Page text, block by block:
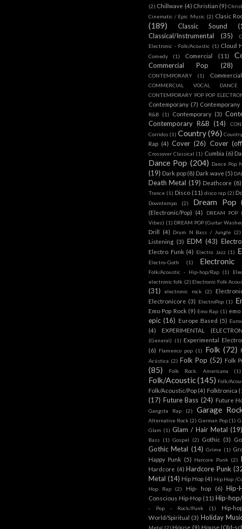
(2) Chillwave (4) Christian (9)
Cinematic / Epic Music (2) Clasic
(189)
Classic Sound
Classical/Instrumental (35)
Electronic - Folk/Acoustic (1) Cloud
Comedy (1) Comercial (11)
Commercial Pop (28)
CONTEMPORARY
(1)
COMMERCIAL VOCAL
CONTEMPORARY POP POP
Contemporany (7) Contemporany
R&B
(1) Contemporary (3)
Contemporary R&B (14)
Corridos (1) Country(96)
Rap (4) Cover (26) Cover
Crossover Classical (1) Cumbia (6)
Dance Pop (204) Dance Pop
(19) Dark pop (8) Dark wave (5)
Death Metal (19) Deathcore (8)
Trance (1) Disco (11) disco rap (2)
Downtempo (2) Dream Pop
(Electronic/Pop) (4)
DREAM
Vibes) (1) DREAM POP (Guitar
Drill (4) Drum N Bass / Jungle (2)
Listening (3) EDM (43) Electro
Electro Funk (4) Electro Jazz (1)
Electro-Goth (1) Electronic
Folk/Acoustic - Hip-hop/Rap (1)
electronic folk (2) Electronic Folk
(31)
electronic rock (2)
Electronicore (3) ElectroPop (1)
Emo Pop Rock (9) Emo Rap (1)
epic (16) Europe Based (5)
(4)
EXPERIMENTAL
(General) (1) Experimental
(6) Flamenco pop (1) Folk (72)
Acústica (2) Folk Pop (52) Folk
(85)
Folk Rock. Americana (1)
Folk/Acoustic(145) Folk/
Folk/Acoustic/Pop (4) Folktronica
(17) Future Bass (24) Future
Gangsta Rap
(2) Garage
Alternative Rock (2) German Pop (1)
Glam (1) Glam / Hair Metal (19)
Bass (1) Gospel (2) Gothic (3)
Gothic Metal (14) Grime (1)
Happy Punk (5) Harcore Punk (2)
Hardcore (4) Hardcore Punk
Metal (14) Hip Hop (4) Hip Hop /
Hop Rap
(2) Hip- hop (6) Hip-
Conscious Hip-Hop (11) Hip-
- Pop - Rock/Punk
(1)
Hip-
World/Spiritual (3) Holiday
Metal (2) House (9) House (Old-